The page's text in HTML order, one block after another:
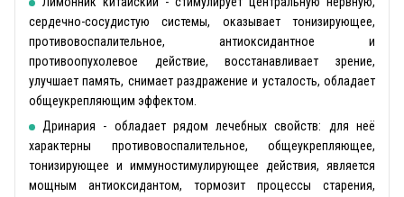
сердечно-сосудистую системы, оказывает тонизирующее,
противовоспалительное, антиоксидантное и
противоопухолевое действие, восстанавливает зрение,
улучшает память, снимает раздражение и усталость, обладает
общеукрепляющим эффектом.
Дринария - обладает рядом лечебных свойств: для неё
характерны противовоспалительное, общеукрепляющее,
тонизирующее и иммуностимулирующее действия, является
мощным антиоксидантом, тормозит процессы старения,